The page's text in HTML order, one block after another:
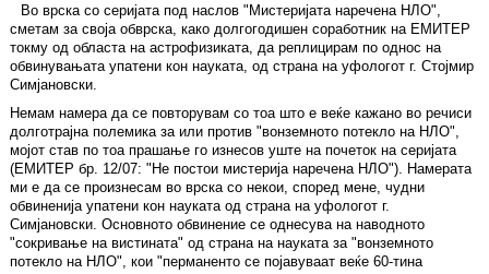
Во врска со серијата под наслов "Мистеријата наречена НЛО",
сметам за своја обврска, како долгогодишен соработник на ЕМИТЕР
токму од областа на астрофизиката, да реплицирам по однос на
обвинувањата упатени кон науката, од страна на уфологот г. Стојмир
Симјановски.
Немам намера да се повторувам со тоа што е веќе кажано во речиси
долготрајна полемика за или против "вонземното потекло на НЛО",
мојот став по тоа прашање го изнесов уште на почеток на серијата
(ЕМИТЕР бр. 12/07: "Не постои мистерија наречена НЛО"). Намерата
ми е да се произнесам во врска со некои, според мене, чудни
обвиненија упатени кон науката од страна на уфологот г.
Симјановски. Основното обвинение се однесува на наводното
"сокривање на вистината" од страна на науката за "вонземното
потекло на НЛО", кои "перманенто се појавуваат веќе 60-тина